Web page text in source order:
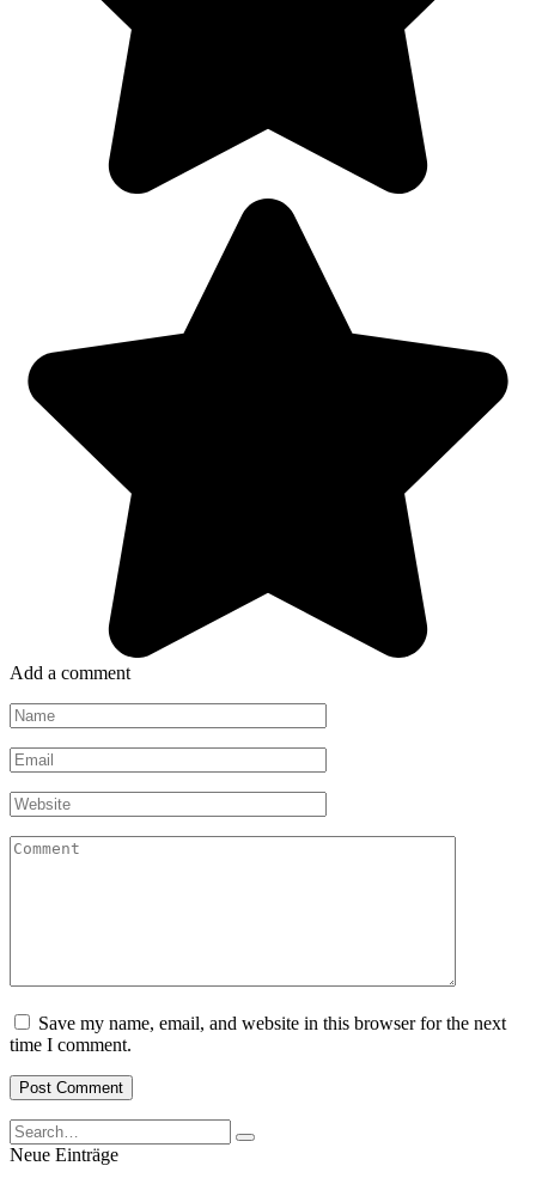
Add a comment
Name
*
Email
*
Website
Comment
Save my name, email, and website in this browser for the next
time I comment.
Search
for:
Neue Einträge